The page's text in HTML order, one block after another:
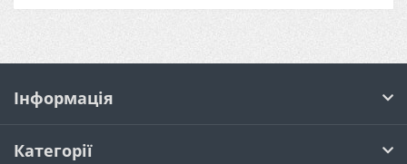
Інформація
Категорії